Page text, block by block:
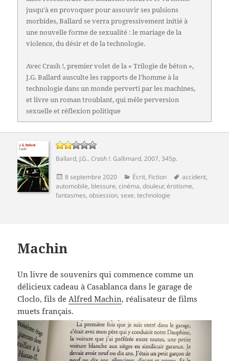
jusqu'à en provoquer pour assouvir ses pulsions
morbides, Ballard se verra progressivement initié à
une nouvelle forme de sexualité : le mariage de la
violence, du désir et de la technologie.
Avec Crash !, premier volet de la « Trilogie de béton »,
J.G. Ballard ausculte les rapports de l'homme à la
technologie dans un monde perverti par les machines,
et livre un roman troublant, qui mêle perversion
sexuelle et réflexion politique
Ballard, J.G.. Crash !.Gallimard, 2007, 345p.
Publié
le
8 septembre 2020 Catégories
Écrit, Fiction
Mots-
clés
accident,
automobile, blessure,cinéma,douleur,érotisme,
fantasmes,obsession,sexe,technologie
Machin
Un livre de souvenirs qui commence comme un
délicieux cadeau à Casablanca dans le garage de
Cloclo, fils deAlfred Machin, réalisateur de films
muets français.